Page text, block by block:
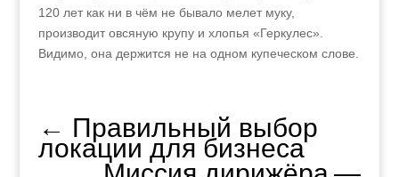
120 лет как ни в чём не бывало мелет муку,
производит овсяную крупу и хлопья «Геркулес».
Видимо, она держится не на одном купеческом слове.
← Правильный выбор
локации для бизнеса